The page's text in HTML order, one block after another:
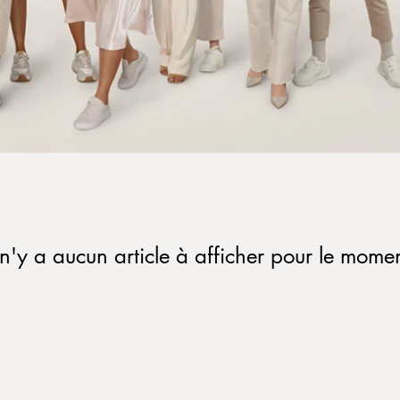
a aucun article à afficher pour le